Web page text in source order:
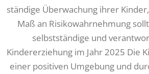
ständige Überwachung ihrer
Maß an Risikowahrnehmung
selbstständige und
Kindererziehung im Jahr 2025 Die
einer positiven Umgebung und